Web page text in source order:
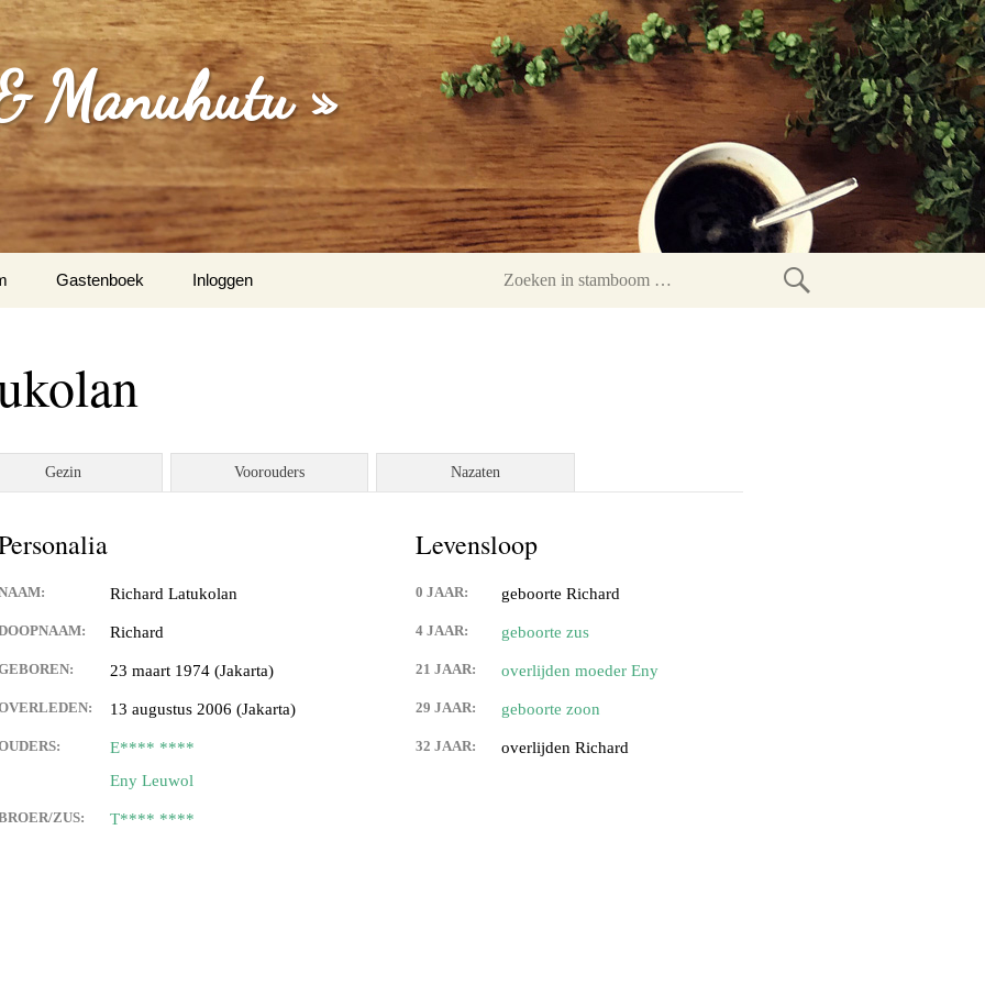
Manuhutu »
& Els Latupeirissa
& Hermien
& Tien Keppy
Gastenboek
Inloggen
Zoeken
Gezin Voorouders Nazaten
Richard Latukolan
Richard
23 maart 1974 (Jakarta)
13 augustus 2006 (Jakarta)
E**** ****
Eny Leuwol
ZUS: T**** ****
Levensloop
0 JAAR: geboorte Richard
4 JAAR: geboorte zus
21 JAAR: overlijden moeder Eny
29 JAAR: geboorte zoon
32 JAAR: overlijden Richard